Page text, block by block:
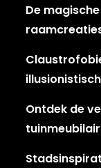
De
Ontdek de
tuinmeubilair